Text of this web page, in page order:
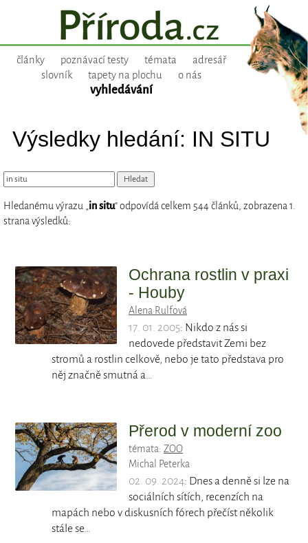
články poznávací testy témata
adresář
slovník
tapety na plochu o nás
vyhledávání
Výsledky hledání: IN SITU
Hledanému výrazu „in situ“ odpovídá celkem 544 článků, zobrazena 1.
strana výsledků:
Ochrana rostlin v praxi
- Houby
Alena Rulfová
17. 01. 2005: Nikdo z nás si
nedovede představit Zemi bez
stromů a rostlin celkově, nebo je tato představa pro
něj značně smutná a…
Přerod v moderní zoo
témata: ZOO
Michal Peterka
02. 09. 2024: Dnes a denně si lze na
sociálních sítích, recenzích na
mapách nebo v diskusních fórech přečíst několik
stále se…